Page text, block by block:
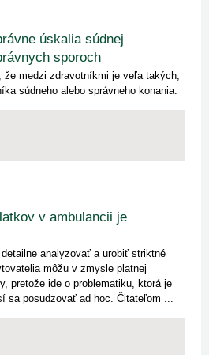
úskalia súdnej
sporoch
že medzi zdravotníkmi je veľa takých,
súdneho alebo správneho konania.
v ambulancii je
analyzovať a urobiť striktné
môžu v zmysle platnej
pretože ide o problematiku, ktorá je
sa posudzovať ad hoc. Čitateľom ...